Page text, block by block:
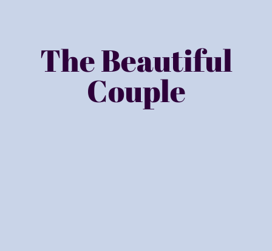
The Beautiful
Couple